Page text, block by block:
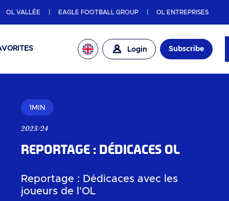
OL VALLÉE EAGLE FOOTBALL GROUP OL ENTREPRISES
Login Subscribe
1MIN
Reportage : Dédicaces OL
2023/24
Reportage : Dédicaces avec les
joueurs de l'OL